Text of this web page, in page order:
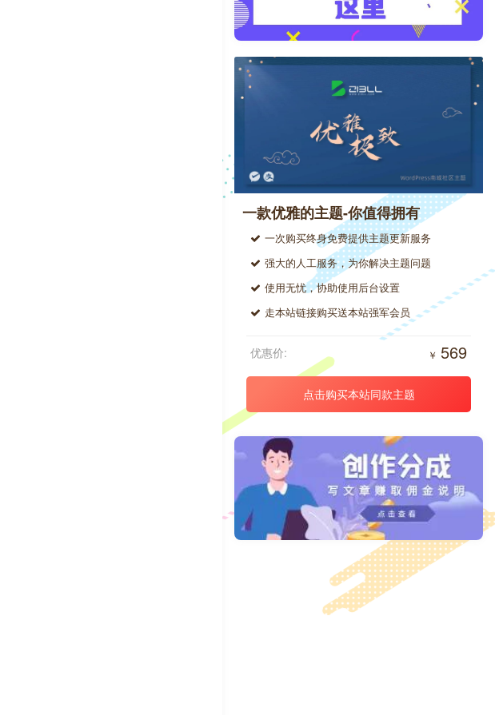
一款优雅的主题-你值得拥有
一次购买终身免费提供主题更新服务
强大的人工服务，为你解决主题问题
使用无忧，协助使用后台设置
走本站链接购买送本站强军会员
￥ 569
优惠价:
点击购买本站同款主题